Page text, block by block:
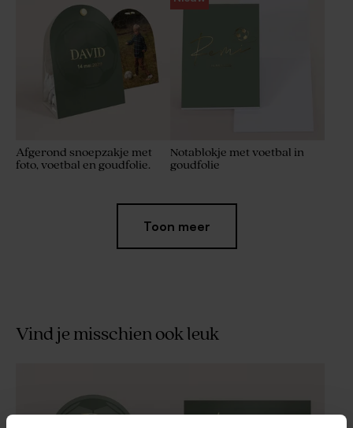
Afgerond snoepzakje met
foto, voetbal en goudfolie.
Notablokje met voetbal in
goudfolie
Toon meer
Vind je misschien ook leuk